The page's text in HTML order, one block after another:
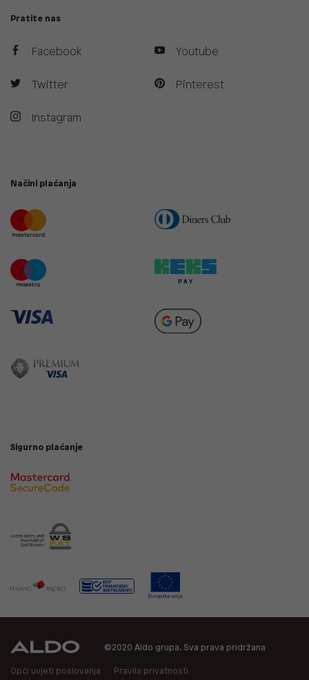
Pratite nas
Facebook
Twitter
Instagram
Youtube
Pinterest
Načini plaćanja
Sigurno plaćanje
©2020 Aldo grupa. Sva prava pridržana
Opći uvjeti poslovanja
Pravila privatnosti